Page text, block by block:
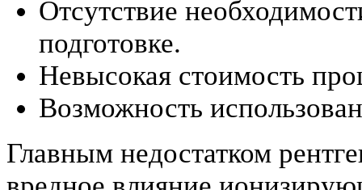
Отсутствие
подготовке.
Невысокая стоимость
Возможность
Главным недостатком